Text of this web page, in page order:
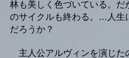
林も美しく色づいている。だ
のサイクルも終わる。…人生
だろうか？
主人公アルヴィンを演じた